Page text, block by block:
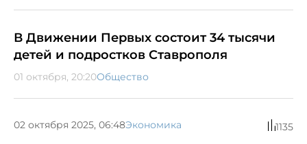
В Движении Первых состоит 34 тысячи
детей и подростков Ставрополя
01 октября, 20:20Общество
02 октября 2025, 06:48Экономика 1135